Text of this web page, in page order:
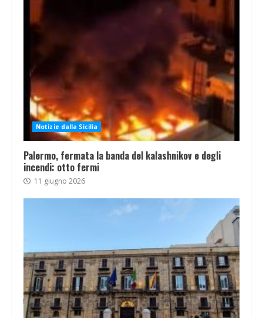
Notizie dalla Sicilia
Palermo, fermata la banda del kalashnikov e degli
incendi: otto fermi
11 giugno 2026